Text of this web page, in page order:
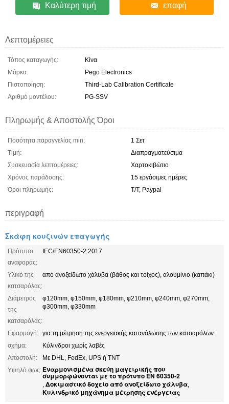
Καλύτερη τιμή επαφή
Λεπτομέρειες
Τόπος καταγωγής:
Κίνα
Μάρκα:
Pego Electronics
Πιστοποίηση:
Third-Lab Calibration Certificate
Αριθμό μοντέλου:
PG-SSV
Πληρωμής & Αποστολής Όροι
Ποσότητα παραγγελίας min:
1 Σετ
Τιμή:
Διαπραγματεύσιμα
Συσκευασία λεπτομέρειες:
Χαρτοκιβώτιο
Χρόνος παράδοσης:
15 εργάσιμες ημέρες
Όροι πληρωμής:
T/T, Paypal
περιγραφή
Σκάφη κουζινών επαγωγής
Πρότυπο
αναφοράς:
IEC/EN60350-2:2017
Υλικό της
κατσαρόλας:
από ανοξείδωτο χάλυβα (βάθος και τοίχος), αλουμίνιο (καπάκι)
Διάμετρος
της
κατσαρόλας:
φ120mm, φ150mm, φ180mm, φ210mm, φ240mm, φ270mm,
φ300mm, φ330mm
Εφαρμογή: για τη μέτρηση της ενεργειακής κατανάλωσης των κατσαρόλων
σχήμα:
Κύλινδροι χωρίς λαβές
Αποστολή:
Με DHL, FedEx, UPS ή TNT
Υψηλό φως: Εναρμονισμένα σκεύη μαγειρικής που
συμμορφώνονται με το πρότυπο EN 60350-2
, Δοκιμαστικό δοχείο από ανοξείδωτο χάλυβα,
Κυλινδρικό μηχάνημα μέτρησης ενέργειας